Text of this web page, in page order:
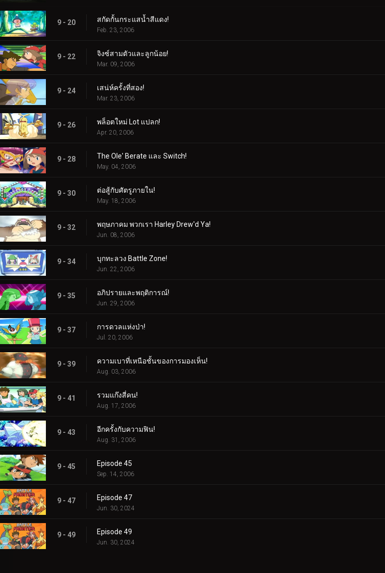
9 - 20 สกัดกั้นกระแสน้ำสีแดง!
Feb. 23, 2006
9 - 22 จิงซ์สามตัวและลูกน้อย!
Mar. 09, 2006
9 - 24 เสน่ห์ครั้งที่สอง!
Mar. 23, 2006
9 - 26 พล็อตใหม่ Lot แปลก!
Apr. 20, 2006
9 - 28 The Ole' Berate และ Switch!
May. 04, 2006
9 - 30 ต่อสู้กับศัตรูภายใน!
May. 18, 2006
9 - 32 พฤษภาคม พวกเรา Harley Drew'd Ya!
Jun. 08, 2006
9 - 34 บุกทะลวง Battle Zone!
Jun. 22, 2006
9 - 35 อภิปรายและพฤติการณ์!
Jun. 29, 2006
9 - 37 การดวลแห่งป่า!
Jul. 20, 2006
9 - 39 ความเบาที่เหนือชั้นของการมองเห็น!
Aug. 03, 2006
9 - 41 รวมแก๊งสี่คน!
Aug. 17, 2006
9 - 43 อีกครั้งกับความฟิน!
Aug. 31, 2006
9 - 45 Episode 45
Sep. 14, 2006
9 - 47 Episode 47
Jun. 30, 2024
9 - 49 Episode 49
Jun. 30, 2024